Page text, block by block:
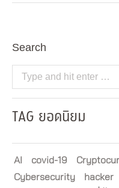
Search
Search:
TAG ยอดนิยม
AI covid-19
Cybersecurity
hacker